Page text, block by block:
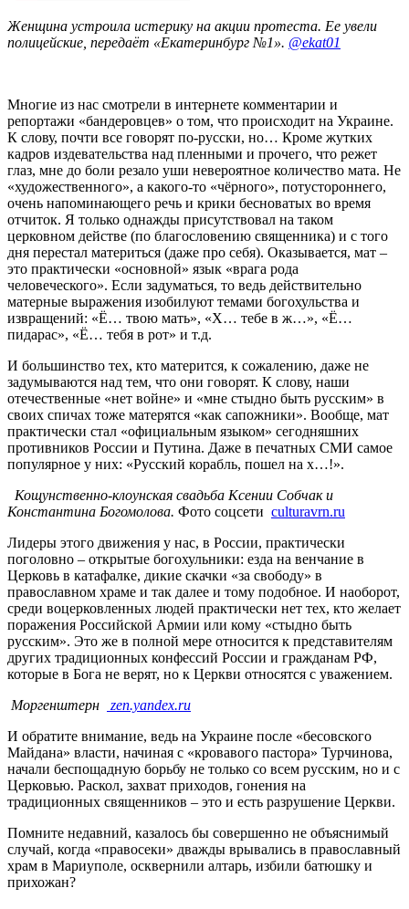
Женщина устроила истерику на акции протеста. Ее увели
полицейские, передаёт «Екатеринбург №1». @ekat01
Многие из нас смотрели в интернете комментарии и
репортажи «бандеровцев» о том, что происходит на Украине.
К слову, почти все говорят по-русски, но… Кроме жутких
кадров издевательства над пленными и прочего, что режет
глаз, мне до боли резало уши невероятное количество мата. Не
«художественного», а какого-то «чёрного», потустороннего,
очень напоминающего речь и крики бесноватых во время
отчиток. Я только однажды присутствовал на таком
церковном действе (по благословению священника) и с того
дня перестал материться (даже про себя). Оказывается, мат –
это практически «основной» язык «врага рода
человеческого». Если задуматься, то ведь действительно
матерные выражения изобилуют темами богохульства и
извращений: «Ё… твою мать», «Х… тебе в ж…», «Ё…
пидарас», «Ё… тебя в рот» и т.д.
И большинство тех, кто матерится, к сожалению, даже не
задумываются над тем, что они говорят. К слову, наши
отечественные «нет войне» и «мне стыдно быть русским» в
своих спичах тоже матерятся «как сапожники». Вообще, мат
практически стал «официальным языком» сегодняшних
противников России и Путина. Даже в печатных СМИ самое
популярное у них: «Русский корабль, пошел на х…!».
Кощунственно-клоунская свадьба Ксении Собчак и
Константина Богомолова. Фото соцсети culturavrn.ru
Лидеры этого движения у нас, в России, практически
поголовно – открытые богохульники: езда на венчание в
Церковь в катафалке, дикие скачки «за свободу» в
православном храме и так далее и тому подобное. И наоборот,
среди воцерковленных людей практически нет тех, кто желает
поражения Российской Армии или кому «стыдно быть
русским». Это же в полной мере относится к представителям
других традиционных конфессий России и гражданам РФ,
которые в Бога не верят, но к Церкви относятся с уважением.
Моргенштерн
zen.yandex.ru
И обратите внимание, ведь на Украине после «бесовского
Майдана» власти, начиная с «кровавого пастора» Турчинова,
начали беспощадную борьбу не только со всем русским, но и с
Церковью. Раскол, захват приходов, гонения на
традиционных священников – это и есть разрушение Церкви.
Помните недавний, казалось бы совершенно не объяснимый
случай, когда «правосеки» дважды врывались в православный
храм в Мариуполе, осквернили алтарь, избили батюшку и
прихожан?